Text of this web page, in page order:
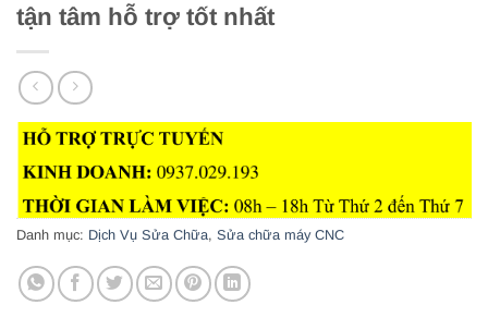
tận tâm hỗ trợ tốt nhất
Danh mục: Dịch Vụ Sửa Chữa, Sửa chữa máy CNC